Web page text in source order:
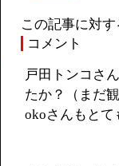
この記事に対
コメント
戸田トンコさ
たか？（まだ
okoさんもとて